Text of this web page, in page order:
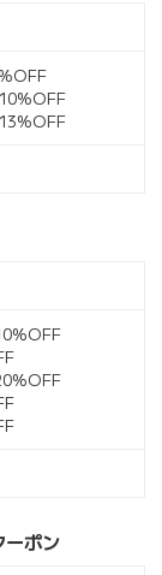
ーポン